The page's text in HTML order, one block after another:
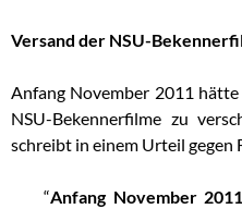
Versand der NSU-
Anfang November 2011
NSU-Bekennerfilme zu
schreibt in einem Urteil gegen
“Anfang November